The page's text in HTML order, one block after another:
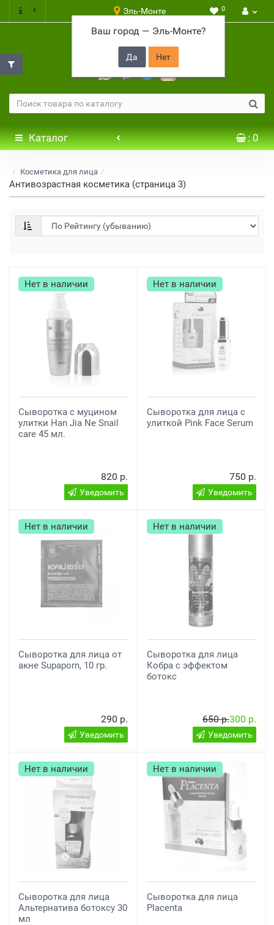
Эль-Монте
Ваш город — Эль-Монте?
0
+7 917 646 65 48
Каталог : 0
Косметика для лица
Антивозрастная косметика (страница 3)
Нет в наличии
Сыворотка с муцином
улитки Han Jia Ne Snail
care 45 мл.
820 р.
Уведомить
Нет в наличии
Сыворотка для лица с
улиткой Pink Face Serum
750 р.
Уведомить
Нет в наличии
Сыворотка для лица от
акне Supaporn, 10 гр.
290 р.
Уведомить
Нет в наличии
Сыворотка для лица
Кобра с эффектом
ботокс
650 р.300 р.
Уведомить
Нет в наличии
Сыворотка для лица
Альтернатива ботоксу 30
мл
Нет в наличии
Сыворотка для лица
Placenta